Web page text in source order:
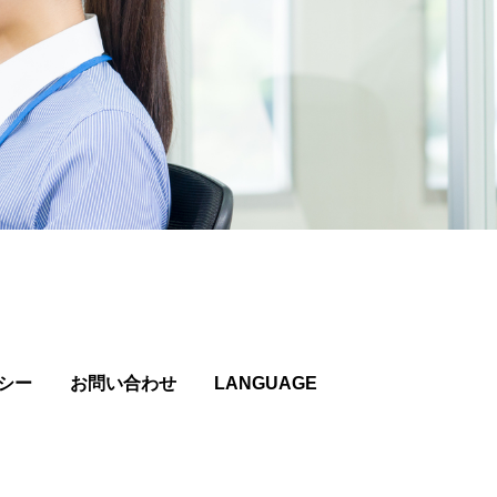
ー お問い合わせ LANGUAGE